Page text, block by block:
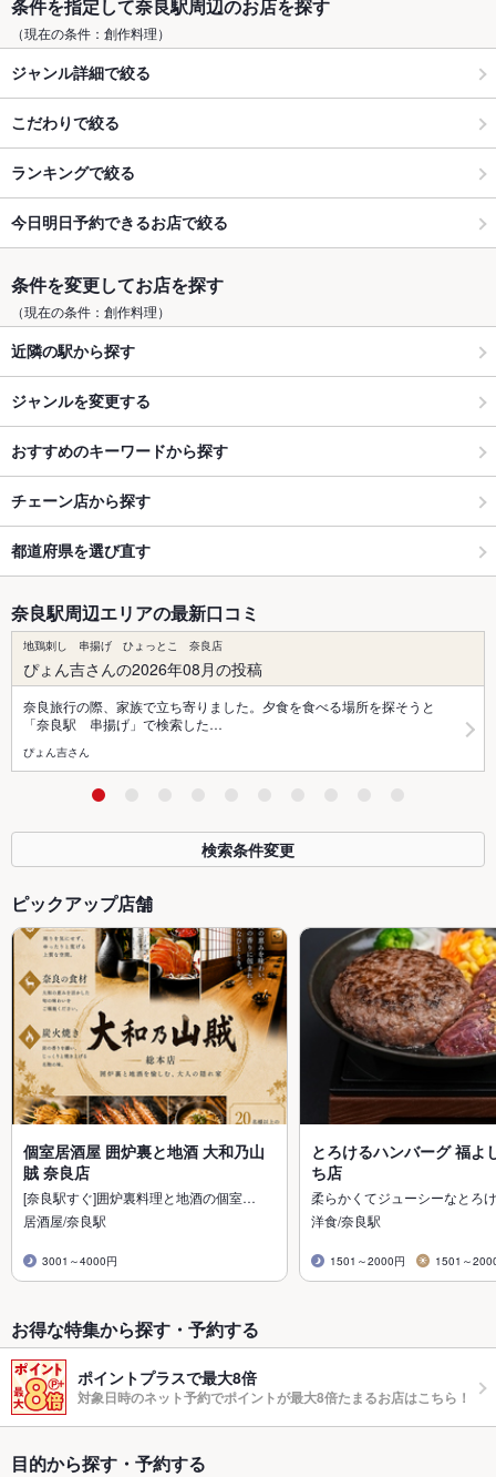
条件を指定して奈良駅周辺のお店を探す
（現在の条件：創作料理）
ジャンル詳細で絞る
こだわりで絞る
ランキングで絞る
今日明日予約できるお店で絞る
条件を変更してお店を探す
（現在の条件：創作料理）
近隣の駅から探す
ジャンルを変更する
おすすめのキーワードから探す
チェーン店から探す
都道府県を選び直す
奈良駅周辺エリアの最新口コミ
地鶏刺し 串揚げ ひょっとこ 奈良店
ぴょん吉さんの2026年08月の投稿
奈良旅行の際、家族で立ち寄りました。夕食を食べる場所を探そうと
「奈良駅 串揚げ」で検索した…
ぴょん吉さん
検索条件変更
ピックアップ店舗
個室居酒屋 囲炉裏と地酒 大和乃山
賊 奈良店
[奈良駅すぐ]囲炉裏料理と地酒の個室…
居酒屋/奈良駅
3001～4000円
とろけるハンバーグ 福よ
ち店
柔らかくてジューシーなとろ
洋食/奈良駅
1501～2000円 1501～
お得な特集から探す・予約する
ポイントプラスで最大8倍
対象日時のネット予約でポイントが最大8倍たまるお店はこちら！
目的から探す・予約する